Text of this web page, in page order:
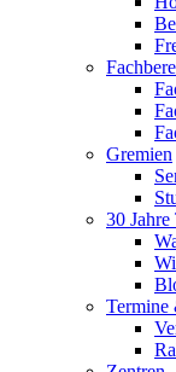
Gremien
30
Termine